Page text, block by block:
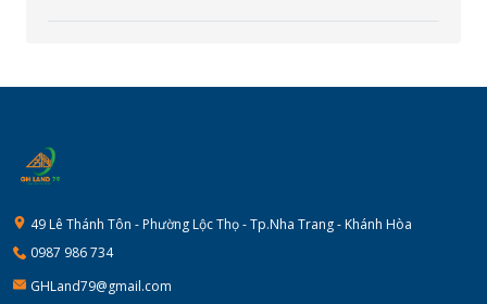
49 Lê Thánh Tôn - Phường Lộc Thọ - Tp.Nha Trang - Khánh Hòa
0987 986 734
GHLand79@gmail.com